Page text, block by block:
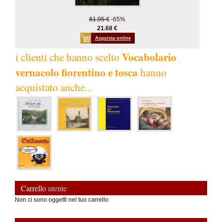
61.95 € -65%
21.68 €
Acquista online
i clienti che hanno scelto Vocabolario
vernacolo fiorentino e toscahanno
acquistato anche...
Carrelloutente
Non ci sono oggetti nel tuo carrello